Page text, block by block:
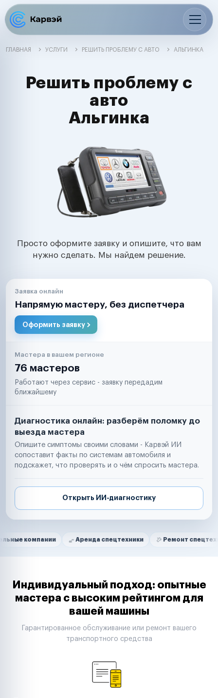
ГЛАВНАЯ УСЛУГИ РЕШИТЬ ПРОБЛЕМУ С АВТО АЛЬГИНКА
Решить проблему с
авто
Альгинка
Просто оформите заявку и опишите, что вам
нужно сделать. Мы найдем решение.
Заявка онлайн
Напрямую мастеру, без диспетчера
Оформить заявку
Мастера в вашем регионе
76 мастеров
Работают через сервис - заявку передадим
ближайшему
Диагностика онлайн: разберём поломку до
выезда мастера
Опишите симптомы своими словами - Карвэй ИИ
сопоставит факты по системам автомобиля и
подскажет, что проверять и о чём спросить мастера.
Открыть ИИ-диагностику
Нам доверяют
Аренда спецтехники Ремонт спецтехники
Маркетплейсы
Таксопарки
Автодилеры
Строительные компании
Аренда спецтехники
Индивидуальный подход: опытные
мастера с высоким рейтингом для
вашей машины
Гарантированное обслуживание или ремонт вашего
транспортного средства